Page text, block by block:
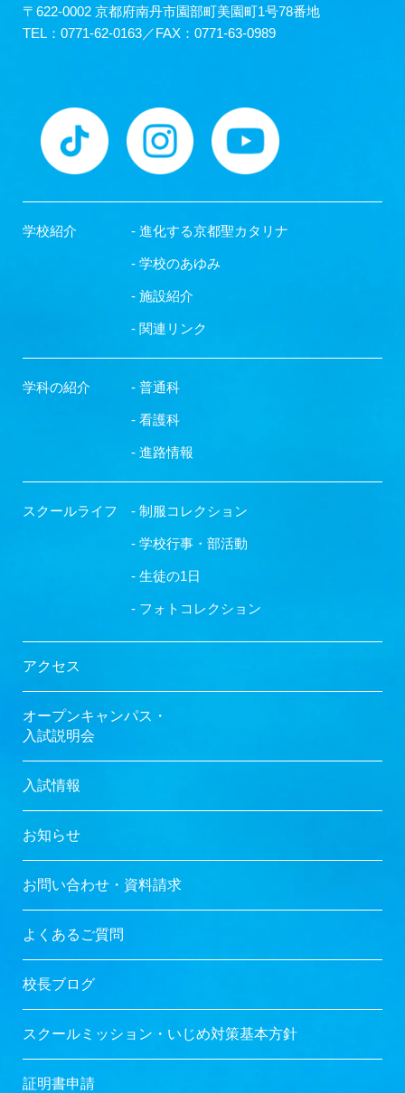
〒622-0002 京都府南丹市園部町美園町1号78番地
TEL：0771-62-0163／FAX：0771-63-0989
学校紹介 - 進化する京都聖カタリナ
- 学校のあゆみ
- 施設紹介
- 関連リンク
学科の紹介 - 普通科
- 看護科
- 進路情報
スクールライフ - 制服コレクション
- 学校行事・部活動
- 生徒の1日
- フォトコレクション
アクセス
オープンキャンパス・
入試説明会
入試情報
お知らせ
お問い合わせ・資料請求
よくあるご質問
校長ブログ
スクールミッション・ いじめ対策基本方針
証明書申請